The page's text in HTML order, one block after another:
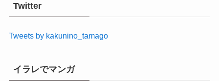
Twitter
Tweets by kakunino_tamago
イラレでマンガ